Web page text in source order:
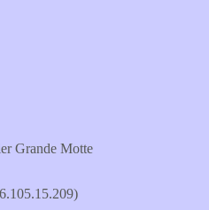
Grande Motte